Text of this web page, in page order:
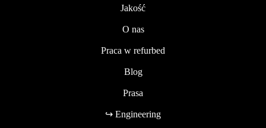
Jakość
O nas
Praca w refurbed
Blog
Prasa
↪ Engineering